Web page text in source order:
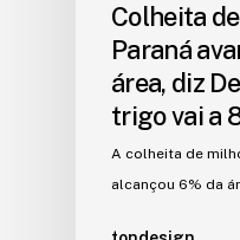
Colheita
Paraná
área, diz
trigo vai a
A colheita de
alcançou 6% da